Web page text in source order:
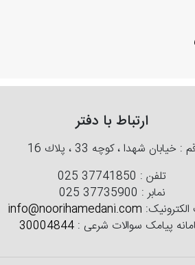
ارتباط با دفتر
: خیابان شهدا ، كوچه 33 ، پلاك 16
تلفن : 025 37741850
نمابر : 025 37735900
info@noorihamedani.com
پیامک سوالات شرعی : 30004844